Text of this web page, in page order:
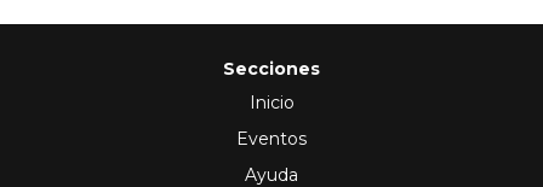
Secciones
Inicio
Eventos
Ayuda